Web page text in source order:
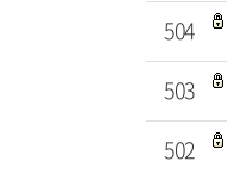
504
503
502